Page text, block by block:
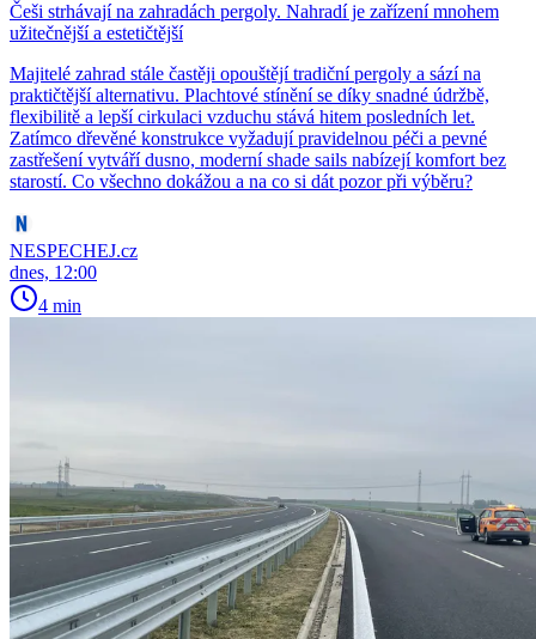
Češi strhávají na zahradách pergoly. Nahradí je zařízení mnohem
užitečnější a estetičtější
Majitelé zahrad stále častěji opouštějí tradiční pergoly a sází na
praktičtější alternativu. Plachtové stínění se díky snadné údržbě,
flexibilitě a lepší cirkulaci vzduchu stává hitem posledních let.
Zatímco dřevěné konstrukce vyžadují pravidelnou péči a pevné
zastřešení vytváří dusno, moderní shade sails nabízejí komfort bez
starostí. Co všechno dokážou a na co si dát pozor při výběru?
NESPECHEJ.cz
dnes, 12:00
4 min